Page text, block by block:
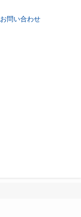
お問い合わせ